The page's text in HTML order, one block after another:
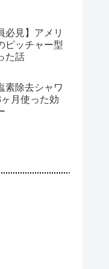
必見】アメリ
ピッチャー型
た話
素除去シャワ
月使った効